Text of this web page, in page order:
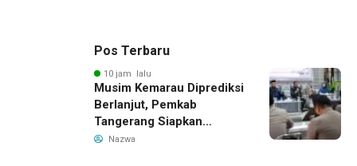
Pos Terbaru
10 jam lalu
Musim Kemarau Diprediksi
Berlanjut, Pemkab
Tangerang Siapkan
Langkah Antisipasi Krisis
Nazwa